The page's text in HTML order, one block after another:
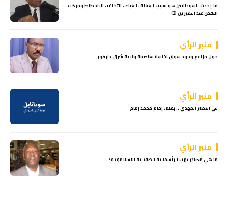
ما يحدث للسودانيين هو بسبب الغفلة ، الغباء ، التخلف ، الانحطاط ومركب
النقص عند الكثيرين (2)
منبر الرأي
حول مزاعم وجود سوق نخاسة بعاصمة ولاية شرق دارفور
منبر الرأي
في انتظار المهدي .. بقلم: إمام محمد إمام
منبر الرأي
ما هي مصادر نهب الرأسمالية الطفيلية الاسلاموية؟